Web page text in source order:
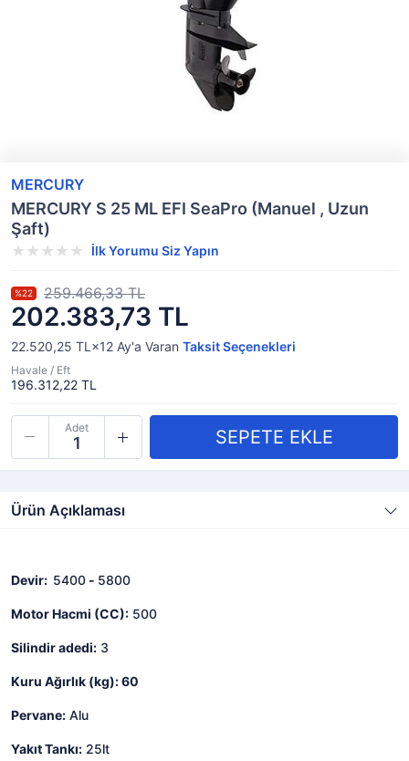
MERCURY
MERCURY S 25 ML EFI SeaPro (Manuel , Uzun
Şaft)
İlk Yorumu Siz Yapın
202.383,73 TL
%22 259.466,33 TL
22.520,25 TL×12 Ay'a Varan Taksit Seçenekleri
Havale / Eft
196.312,22 TL
Adet
Ürün Açıklaması
Devir: 5400 - 5800
Motor Hacmi (CC): 500
Silindir adedi: 3
Kuru Ağırlık (kg): 60
Pervane: Alu
Yakıt Tankı: 25lt